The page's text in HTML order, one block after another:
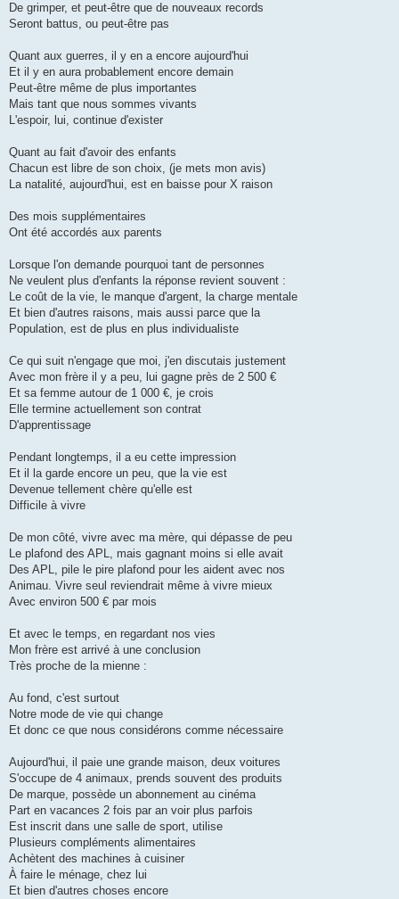
De grimper, et peut-être que de nouveaux records
Seront battus, ou peut-être pas
Quant aux guerres, il y en a encore aujourd'hui
Et il y en aura probablement encore demain
Peut-être même de plus importantes
Mais tant que nous sommes vivants
L'espoir, lui, continue d'exister
Quant au fait d'avoir des enfants
Chacun est libre de son choix, (je mets mon avis)
La natalité, aujourd'hui, est en baisse pour X raison
Des mois supplémentaires
Ont été accordés aux parents
Lorsque l'on demande pourquoi tant de personnes
Ne veulent plus d'enfants la réponse revient souvent :
Le coût de la vie, le manque d'argent, la charge mentale
Et bien d'autres raisons, mais aussi parce que la
Population, est de plus en plus individualiste
Ce qui suit n'engage que moi, j'en discutais justement
Avec mon frère il y a peu, lui gagne près de 2 500 €
Et sa femme autour de 1 000 €, je crois
Elle termine actuellement son contrat
D'apprentissage
Pendant longtemps, il a eu cette impression
Et il la garde encore un peu, que la vie est
Devenue tellement chère qu'elle est
Difficile à vivre
De mon côté, vivre avec ma mère, qui dépasse de peu
Le plafond des APL, mais gagnant moins si elle avait
Des APL, pile le pire plafond pour les aident avec nos
Animau. Vivre seul reviendrait même à vivre mieux
Avec environ 500 € par mois
Et avec le temps, en regardant nos vies
Mon frère est arrivé à une conclusion
Très proche de la mienne :
Au fond, c'est surtout
Notre mode de vie qui change
Et donc ce que nous considérons comme nécessaire
Aujourd'hui, il paie une grande maison, deux voitures
S'occupe de 4 animaux, prends souvent des produits
De marque, possède un abonnement au cinéma
Part en vacances 2 fois par an voir plus parfois
Est inscrit dans une salle de sport, utilise
Plusieurs compléments alimentaires
Achètent des machines à cuisiner
À faire le ménage, chez lui
Et bien d'autres choses encore